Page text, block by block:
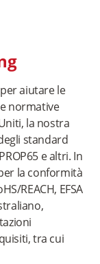
aiutare le
normative
la nostra
standard
e altri. In
la conformità
REACH, EFSA
tra cui